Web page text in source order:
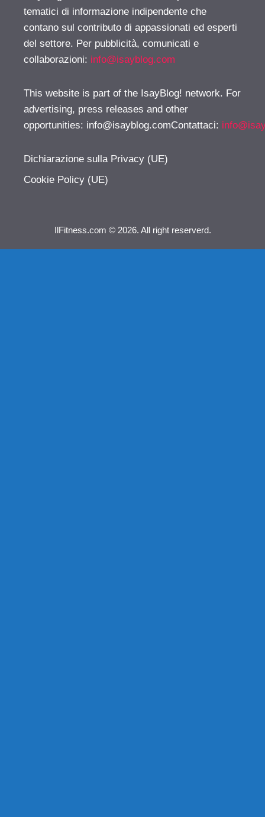
tematici di informazione indipendente che
contano sul contributo di appassionati ed esperti
del settore. Per pubblicità, comunicati e
collaborazioni: info@isayblog.com
This website is part of the IsayBlog! network. For
advertising, press releases and other
opportunities: info@isayblog.comContattaci:
Dichiarazione sulla Privacy (UE)
Cookie Policy (UE)
IlFitness.com © 2026. All right reserverd.